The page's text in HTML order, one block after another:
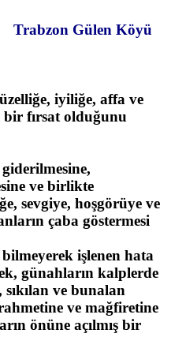
Köyü
iyiliğe, affa ve
bir fırsat olduğunu
ve birlikte
sevgiye, hoşgörüye ve
çaba göstermesi
işlenen hata
günahların kalplerde
ve bunalan
ve mağfiretine
önüne açılmış bir